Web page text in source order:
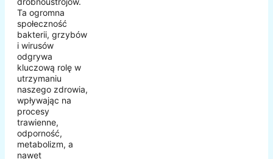
Ta ogromna
społeczność
bakterii, grzybów
i wirusów
odgrywa
kluczową rolę w
utrzymaniu
naszego zdrowia,
wpływając na
procesy
trawienne,
odporność,
metabolizm, a
nawet